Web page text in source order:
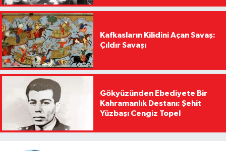
Kafkasların Kilidini Açan Savaş:
Çıldır Savaşı
Gökyüzünden Ebediyete Bir
Kahramanlık Destanı: Şehit
Yüzbaşı Cengiz Topel